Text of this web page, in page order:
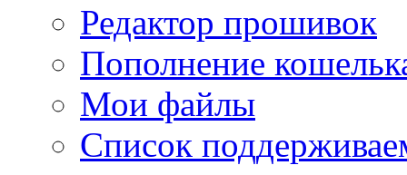
Редактор прошивок
Пополнение
Мои файлы
Список